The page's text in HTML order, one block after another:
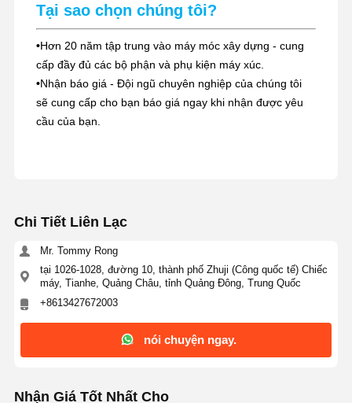
Tại sao chọn chúng tôi?
•Hơn 20 năm tập trung vào máy móc xây dựng - cung
cấp đầy đủ các bộ phận và phụ kiện máy xúc.
•Nhận báo giá - Đội ngũ chuyên nghiệp của chúng tôi
sẽ cung cấp cho bạn báo giá ngay khi nhận được yêu
cầu của bạn.
Chi Tiết Liên Lạc
Mr. Tommy Rong
tại 1026-1028, đường 10, thành phố Zhuji (Công quốc tế) Chiếc
máy, Tianhe, Quảng Châu, tỉnh Quảng Đông, Trung Quốc
+8613427672003
nói chuyện ngay.
Nhận Giá Tốt Nhất Cho